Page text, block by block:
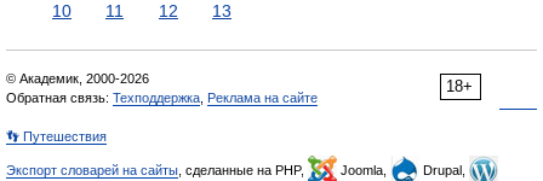
10
11 12 13
18+
© Академик, 2000-2026
Обратная связь: Техподдержка Реклама на сайте
👣 Путешествия
Экспорт словарей на сайты , сделанные на PHP, Joomla,
Drupal,